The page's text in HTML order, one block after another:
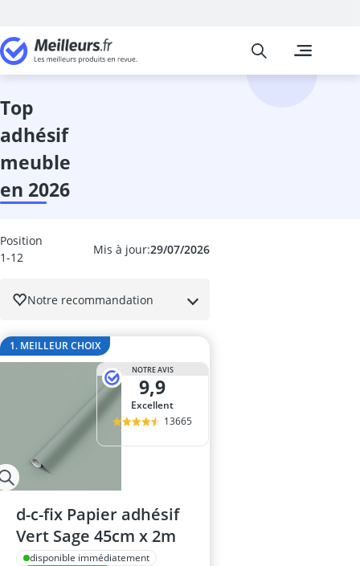
Cuisine et
Abattant wc
Meilleurs
top
adhésif
meuble
en 2026
Mis à jour:29/07/2026
Position
1-12
Notre recommandation
1. MEILLEUR CHOIX
NOTRE AVIS
9,9
Excellent
13665
d-c-fix Papier adhésif
Vert Sage 45cm x 2m
disponible immédiatement